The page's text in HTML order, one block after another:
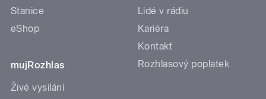
Stanice
eShop
mujRozhlas
Živé vysílání
Lidé v rádiu
Kariéra
Kontakt
Rozhlasový poplatek